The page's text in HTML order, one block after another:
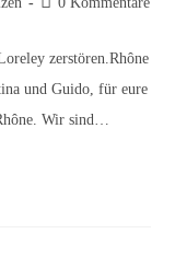
zerstören.Rhône
und Guido, für eure
Wir sind…